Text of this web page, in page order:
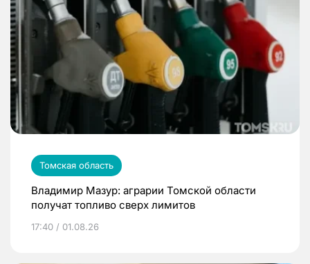
Томская область
Владимир Мазур: аграрии Томской области
получат топливо сверх лимитов
17:40 / 01.08.26